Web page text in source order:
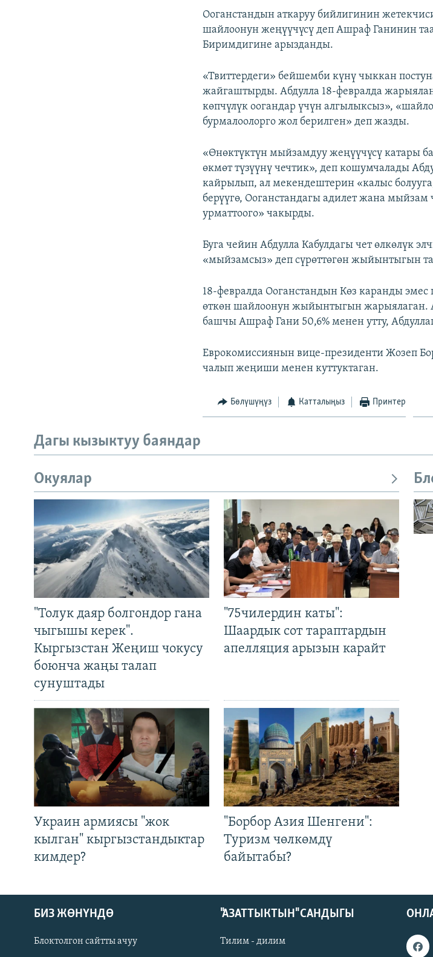
Ооганстандын аткаруу бийлигинин
шайлоонун жеңүүчүсү деп Ашраф Ганинин
Биримдигине арызданды.
«Твиттердеги» бейшемби күнү чыккан
жайгаштырды. Абдулла 18-февралда
көпчүлүк оогандар үчүн алгылыксыз»,
бурмалоолорго жол берилген» деп жазды.
«Өнөктүктүн мыйзамдуу жеңүүчүсү катары
өкмөт түзүүнү чечтик», деп кошумчалады
кайрылып, ал мекендештерин «калыс
берүүгө, Ооганстандагы адилет жана мыйзам
урматтоого» чакырды.
Буга чейин Абдулла Кабулдагы чет өлкөлүк
«мыйзамсыз» деп сүрөттөгөн жыйынтыгын
18-февралда Ооганстандын Көз каранды
өткөн шайлоонун жыйынтыгын жарыялаган.
башчы Ашраф Гани 50,6% менен утту,
Еврокомиссиянын вице-президенти Жозеп
чалып жеңиши менен куттуктаган.
Бөлүшүңүз Катталыңыз Принтер
Дагы кызыктуу баяндар
Окуялар
"Толук даяр болгондор гана
чыгышы керек".
Кыргызстан Жеңиш чокусу
боюнча жаңы талап
сунуштады
"75чилердин каты":
Шаардык сот тараптардын
апелляция арызын карайт
Украин армиясы "жок
кылган" кыргызстандыктар
кимдер?
"Борбор Азия Шенгени":
Туризм чөлкөмдү
байытабы?
БИЗ ЖӨНҮНДӨ
Блоктолгон сайтты ачуу
"АЗАТТЫКТЫН" САНДЫГЫ
Тилим - дилим